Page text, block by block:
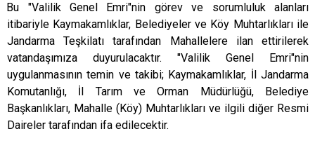
Bu "Valilik Genel Emri"nin görev ve sorumluluk alanları
itibariyle Kaymakamlıklar, Belediyeler ve Köy Muhtarlıkları ile
Jandarma Teşkilatı tarafından Mahallelere ilan ettirilerek
vatandaşımıza duyurulacaktır. "Valilik Genel Emri"nin
uygulanmasının temin ve takibi; Kaymakamlıklar, İl Jandarma
Komutanlığı, İl Tarım ve Orman Müdürlüğü, Belediye
Başkanlıkları, Mahalle (Köy) Muhtarlıkları ve ilgili diğer Resmi
Daireler tarafından ifa edilecektir.